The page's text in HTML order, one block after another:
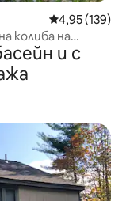
Средна
4,95 (139)
колиба на
и с